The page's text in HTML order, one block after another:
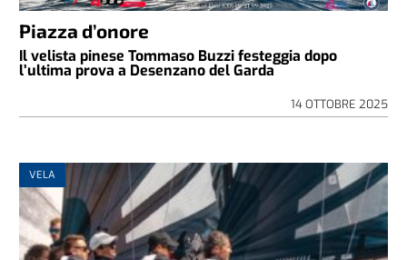
Piazza d’onore
Il velista pinese Tommaso Buzzi festeggia dopo
l’ultima prova a Desenzano del Garda
14 OTTOBRE 2025
VELA